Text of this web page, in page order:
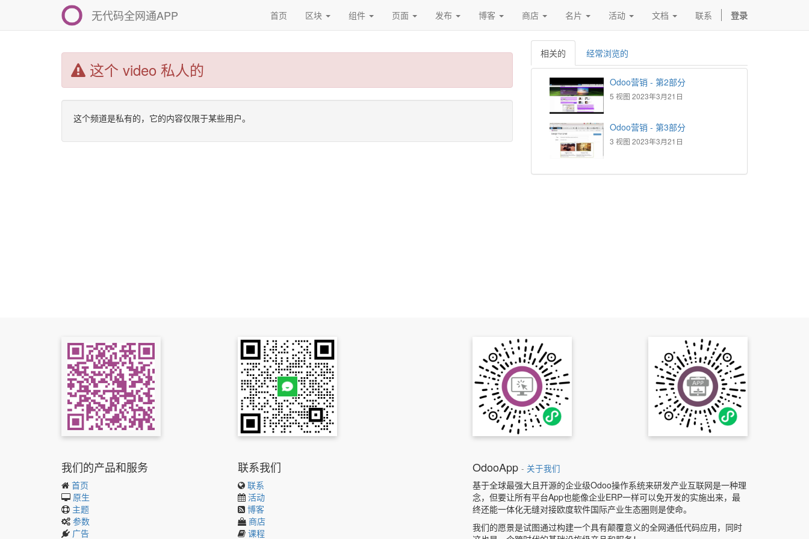
无代码全网通APP 首页 区块 组件 页面 发布 博客 商店 名片 活动 文档 联系 登录
这个 video 私人的
这个频道是私有的，它的内容仅限于某些用户。
相关的 经常浏览的
Odoo营销 - 第2部分
5 视图 2023年3月21日
Odoo营销 - 第3部分
3 视图 2023年3月21日
我们的产品和服务
首页
原生
主题
参数
广告
联系我们
联系
活动
博客
商店
课程
OdooApp - 关于我们
基于全球最强大且开源的企业级Odoo操作系统来研发产业互联网是一种理
念，但要让所有平台App也能像企业ERP一样可以免开发的实施出来，最
终还能一体化无缝对接欧度软件国际产业生态圈则是使命。
我们的愿景是试图通过构建一个具有颠覆意义的全网通低代码应用，同时